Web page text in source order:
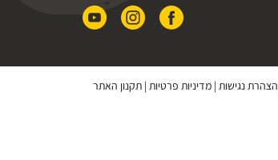
הצהרת נגישות |מדיניות פרטיות |תקנון האתר